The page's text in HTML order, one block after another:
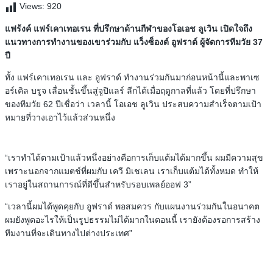
Views: 920
แฟร้งค์ แฟร์เคาเทอเรน ที่ปรึกษาด้านกีฬาของโอเอช ลูเวิน เปิดใจถึง
แนวทางการทำงานของเขาร่วมกับ แว็งซ็องต์ อูฟราด์ ผู้จัดการทีมวัย 37
ปี
ทั้ง แฟร์เคาเทอเรน และ อูฟราด์ ทำงานร่วมกันมาก่อนหน้านี้และพาเซ
อร์เคิล บรูจ เลื่อนชั้นขึ้นสู่จูปิแลร์ ลีกได้เมื่อฤดูกาลที่แล้ว โดยที่ปรึกษา
ของทีมวัย 62 ปีเชื่อว่า เวลานี้ โอเอช ลูเวิน ประสบความสำเร็จตามเป้า
หมายที่วางเอาไว้แล้วส่วนหนึ่ง
“เราทำได้ตามเป้าแล้วหนึ่งอย่างคือการเก็บแต้มได้มากขึ้น ผมมีความสุข
เพราะนอกจากแมตช์ที่ผมกับ เควี มิเชเลน เราเก็บแต้มได้ทั้งหมด ทำให้
เราอยู่ในสถานการณ์ที่ดีขึ้นสำหรับรอบเพลย์ออฟ 3”
“เวลานี้ผมได้พูดคุยกับ อูฟราด์ พอสมควร กับแผนงานร่วมกันในอนาคต
ผมยังพูดอะไรให้เป็นรูปธรรมไม่ได้มากในตอนนี้ เรายังต้องรอการสร้าง
ทีมงานที่จะเดินทางไปต่างประเทศ”